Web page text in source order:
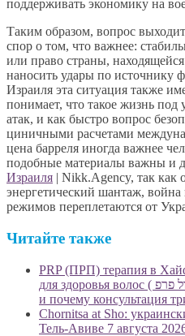
поддерживать экономику на
Таким образом, вопрос
спор о том, что важнее:
или право страны,
наносить удары по источнику
Израиля эта ситуация также
понимает, что такое жизнь
атак, и как быстро вопрос
циничными расчетами
цена барреля иногда важнее
подобные материалы важны и
Израиля | Nikk.Agency, так как
энергетический шантаж,
режимов переплетаются от
Читайте также
PRP (ПРП) терапия в
для здоровья волос ( טיפול פרפ ): кому она может подойти
и почему консультация
Chornitsa at Sho:
Тель-Авиве 7 августа